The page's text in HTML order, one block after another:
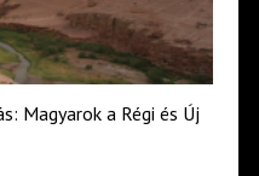
Magyarok a Régi és Új